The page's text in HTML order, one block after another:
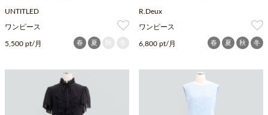
UNTITLED
ワンピース
5,500 pt/月 春 夏
R.Deux
ワンピース
6,800 pt/月 春 夏 秋 冬